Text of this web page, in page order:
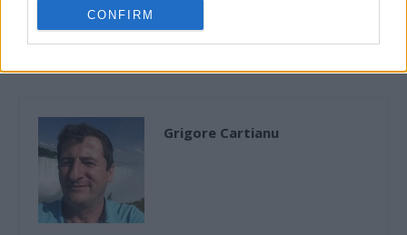
CONFIRM
realizatoare, mazilită de
marionetele PSD. Rămâne în
schimb copia lui Gâdea
penale la DNA
Grigore Cartianu